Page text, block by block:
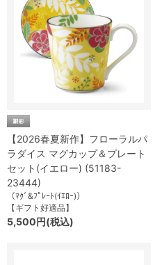
【2026春夏新作】フローラルパ
ラダイス マグカップ＆プレート
セット(イエロー) (51183-
23444)
（ﾏｸﾞ&ﾌﾟﾚｰﾄ(ｲｴﾛｰ)）
【ギフト好適品】
5,500円(税込)